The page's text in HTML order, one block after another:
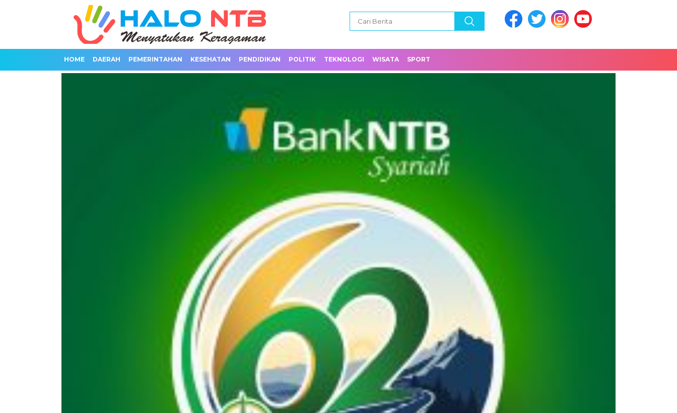
HOME DAERAH PEMERINTAHAN KESEHATAN PENDIDIKAN POLITIK TEKNOLOGI WISATA SPORT